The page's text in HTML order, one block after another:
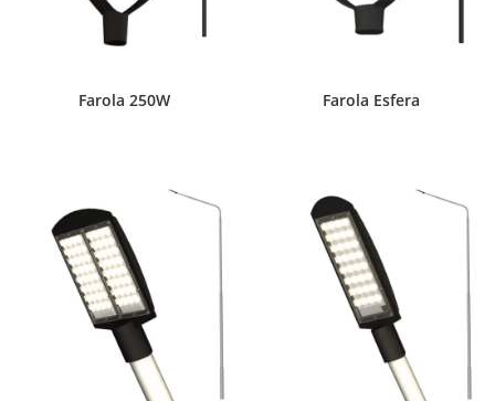
Farola 250W Farola Esfera